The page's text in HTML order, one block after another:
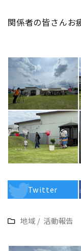
関係者の皆さんお
Twitter
地域 / 活動報告